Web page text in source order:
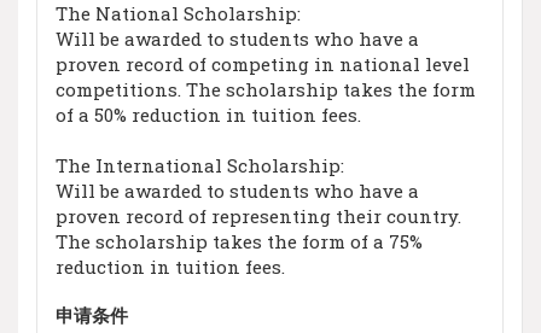
The National Scholarship:
Will be awarded to students who have a
proven record of competing in national level
competitions. The scholarship takes the form
of a 50% reduction in tuition fees.
The International Scholarship:
Will be awarded to students who have a
proven record of representing their country.
The scholarship takes the form of a 75%
reduction in tuition fees.
申请条件